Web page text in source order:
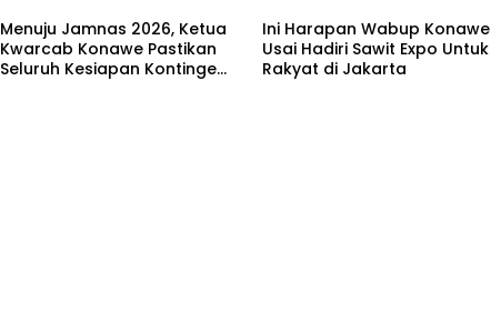
Menuju Jamnas 2026, Ketua
Kwarcab Konawe Pastikan
Seluruh Kesiapan Kontingen
Ini Harapan Wabup Konawe
Usai Hadiri Sawit Expo Untuk
Rakyat di Jakarta